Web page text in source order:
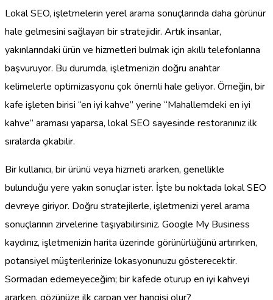
Lokal SEO, işletmelerin yerel arama sonuçlarında daha görünür
hale gelmesini sağlayan bir stratejidir. Artık insanlar,
yakınlarındaki ürün ve hizmetleri bulmak için akıllı telefonlarına
başvuruyor. Bu durumda, işletmenizin doğru anahtar
kelimelerle optimizasyonu çok önemli hale geliyor. Örneğin, bir
kafe işleten birisi “en iyi kahve” yerine “Mahallemdeki en iyi
kahve” araması yaparsa, lokal SEO sayesinde restoranınız ilk
sıralarda çıkabilir.
Bir kullanıcı, bir ürünü veya hizmeti ararken, genellikle
bulunduğu yere yakın sonuçlar ister. İşte bu noktada lokal SEO
devreye giriyor. Doğru stratejilerle, işletmenizi yerel arama
sonuçlarının zirvelerine taşıyabilirsiniz. Google My Business
kaydınız, işletmenizin harita üzerinde görünürlüğünü artırırken,
potansiyel müşterilerinize lokasyonunuzu gösterecektir.
Sormadan edemeyeceğim; bir kafede oturup en iyi kahveyi